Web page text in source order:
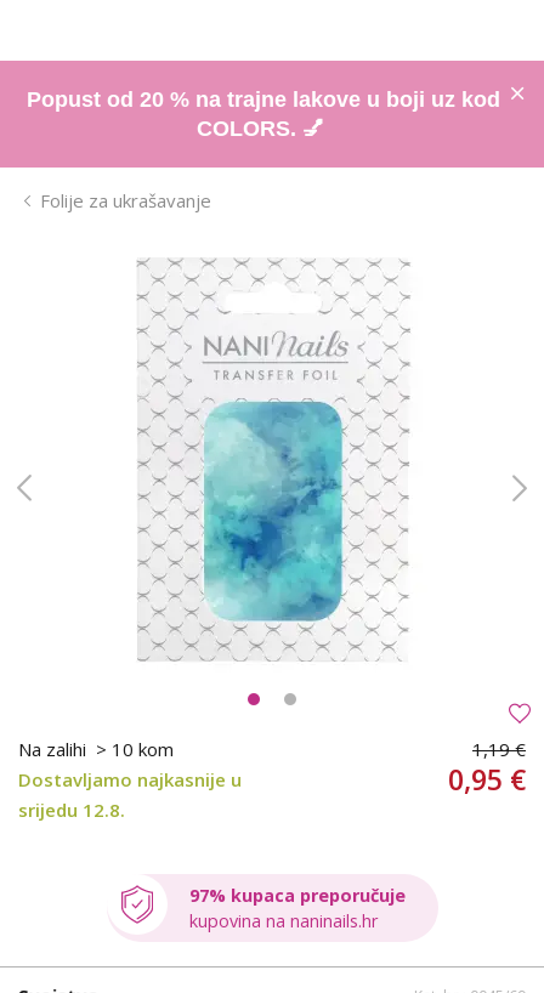
Popust od 20 % na trajne lakove u boji uz kod
COLORS. 💅
Folije za ukrašavanje
Na zalihi > 10 kom
Dostavljamo najkasnije u
srijedu 12.8.
1,19 €
0,95 €
97% kupaca preporučuje
kupovina na naninails.hr